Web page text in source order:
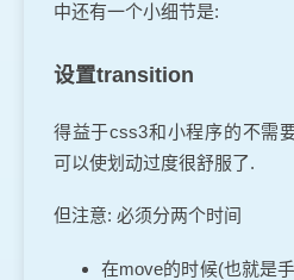
中还有一个小细节是:
设置transition
得益于css3和小程序的不需
可以使划动过度很舒服了.
但注意: 必须分两个时间
在move的时候(也就是